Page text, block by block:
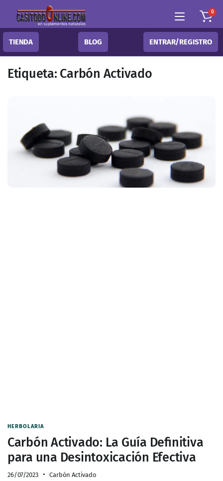
0
TIENDA BLOG ENTRAR/REGISTRO
Etiqueta: Carbón Activado
HERBOLARIA
Carbón Activado: La Guía Definitiva
para una Desintoxicación Efectiva
26/07/2023 Carbón Activado